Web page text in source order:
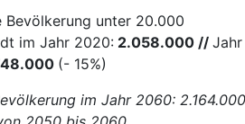
Bevölkerung unter 20.000
im Jahr 2020: 2.058.000 // Jahr
(- 15%)
im Jahr 2060: 2.164.000